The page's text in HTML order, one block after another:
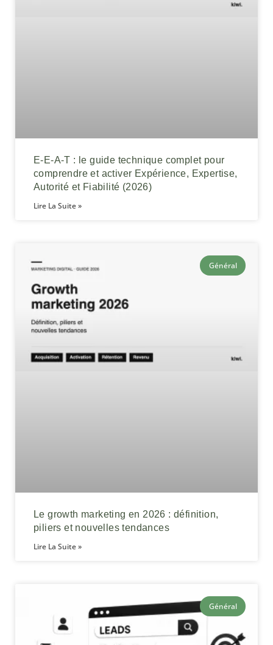
E-E-A-T : le guide technique complet pour
comprendre et activer Expérience, Expertise,
Autorité et Fiabilité (2026)
Lire La Suite »
Général
Le growth marketing en 2026 : définition,
piliers et nouvelles tendances
Lire La Suite »
Général